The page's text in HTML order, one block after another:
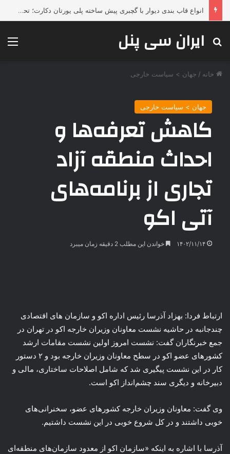
چرا محصولات جوشکاری ESAB همچنان انتخاب اول صنایع بزرگ هستند؟
ایران سی پنل
جستجو برای
خانه / جهان > سیاست خارجی
جهان > سیاست خارجی
کاهش تعرفه‌ها و
احداث منطقه آزاد
تجاری از برنامه‌های
آتی اکو
۱۴۰۲/۱۱/۱۴ خواندن این مطلب 2 دقیقه زمان میبرد
ارتباط فردا: بهزاد آذرسا رئیس اداره اکو و سازمان های اقتصادی
چندجانبه در حاشیه نشست معاونان وزیران خارجه اکو در تهران در
جمع خبرنگاران گفت: نشست امروز اولین نشست مقامات ارشد
کشورهای عضو اکو در سطح معاونان وزیران خارجه بود و ۲ دستور
کار در این نشست پیگیری شد که شامل اصلاحات ساختاری، مالی و
دبیرخانه و دیگری سند چشم‌انداز اکو است.
وی گفت: معاونان وزیران خارجه کشورهای عضو، سخنرانی‌های
خوبی داشتند و در کل شروع خوبی در این نشست داشتیم.
آذرسا با اشاره به اینکه «سازمان اکو از معدود سازمان‌های منطقه‌ای